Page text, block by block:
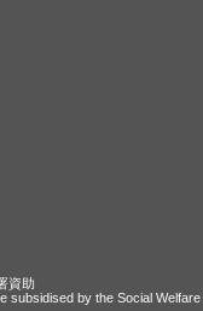
資助
subsidised by the Social